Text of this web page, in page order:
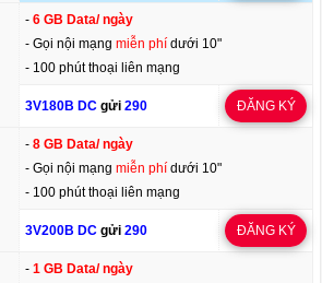
-6 GB Data/ ngày
- Gọi nội mạngmiễn phídưới 10"
- 100 phút thoại liên mạng
3V180B DCgửi 290 ĐĂNG KÝ
-8 GB Data/ ngày
- Gọi nội mạngmiễn phídưới 10"
- 100 phút thoại liên mạng
3V200B DCgửi 290 ĐĂNG KÝ
-1 GB Data/ ngày